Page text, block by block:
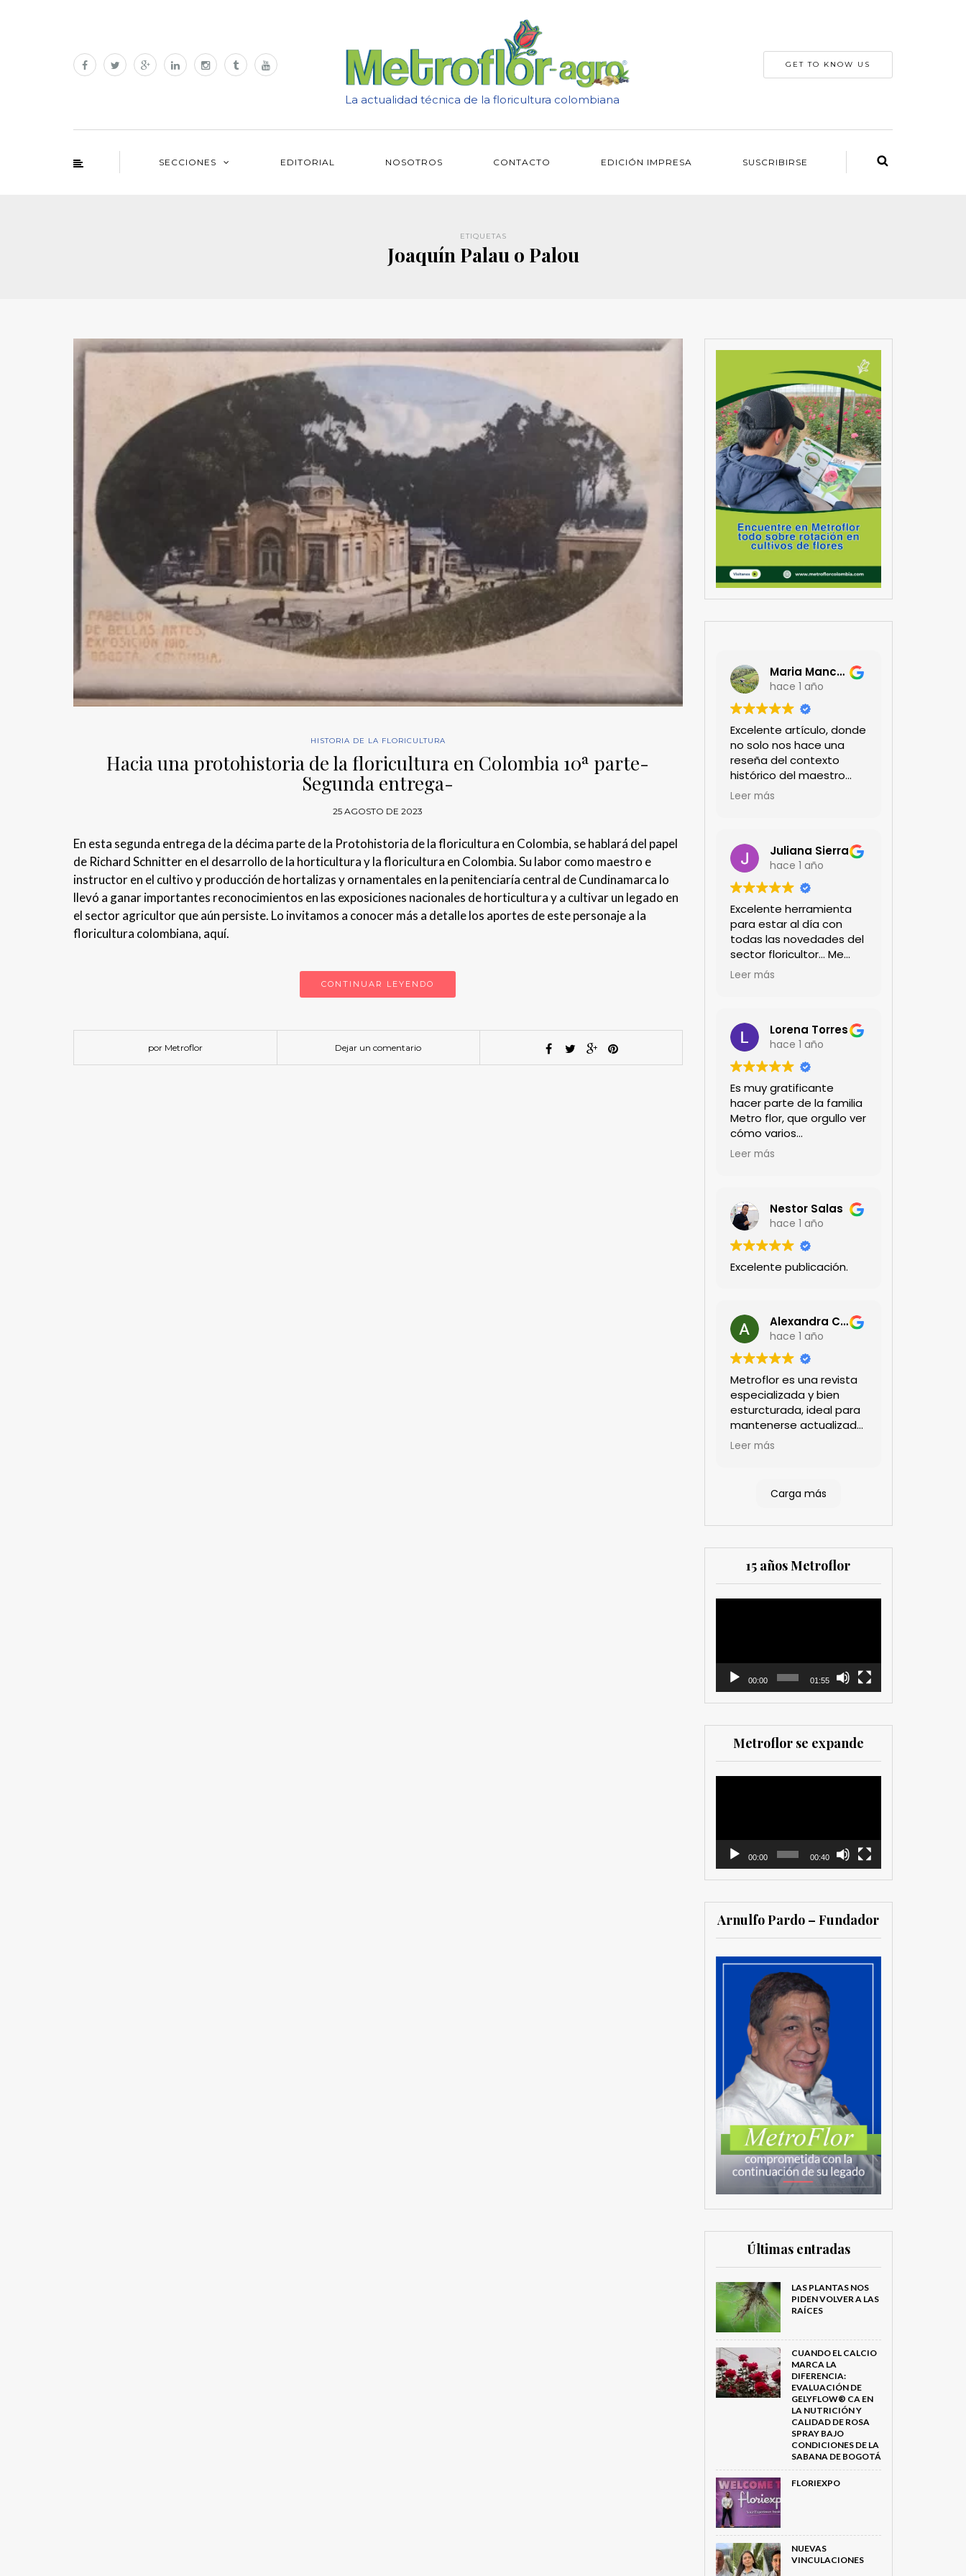
La actualidad técnica de la floricultura colombiana
GET TO KNOW US
SECCIONES EDITORIAL NOSOTROS CONTACTO EDICIÓN IMPRESA SUSCRIBIRSE
ETIQUETAS
Joaquín Palau o Palou
HISTORIA DE LA FLORICULTURA
Hacia una protohistoria de la floricultura en Colombia 10ª parte-
Segunda entrega-
25 AGOSTO DE 2023
En esta segunda entrega de la décima parte de la Protohistoria de la floricultura en Colombia, se hablará del papel
de Richard Schnitter en el desarrollo de la horticultura y la floricultura en Colombia. Su labor como maestro e
instructor en el cultivo y producción de hortalizas y ornamentales en la penitenciaría central de Cundinamarca lo
llevó a ganar importantes reconocimientos en las exposiciones nacionales de horticultura y a cultivar un legado en
el sector agricultor que aún persiste. Lo invitamos a conocer más a detalle los aportes de este personaje a la
floricultura colombiana, aquí.
CONTINUAR LEYENDO
por Metroflor Dejar un comentario
Maria Mancera
hace 1 año
Excelente artículo, donde
no solo nos hace una
reseña del contexto
histórico del maestro
jardinero japonés si no
Felicitaciones!!
Leer más
Juliana Sierra
hace 1 año
Excelente herramienta
para estar al día con
todas las novedades del
sector floricultor... Me
encanta!!!
Leer más
Lorena Torres
hace 1 año
Es muy gratificante
hacer parte de la familia
Metro flor, que orgullo ver
cómo varios
profesionales hombres y
técnicas. Gracias por
mantenernos al día.mil
GRACIAS
Leer más
Nestor Salas
hace 1 año
Excelente publicación.
Alexandra Castillo
hace 1 año
Metroflor es una revista
especializada y bien
esturcturada, ideal para
mantenerse actualizado
en el sector floricultor.
estratégica, las
sector así como los
cubrimientos de los
eventos sociales de las
compañías. Es una
que trabajan en el sector
Leer más
Carga más
15 años Metroflor
00:00 01:55
Metroflor se expande
00:00 00:40
Arnulfo Pardo – Fundador
Últimas entradas
LAS PLANTAS NOS
PIDEN VOLVER A LAS
RAÍCES
CUANDO EL CALCIO
MARCA LA
DIFERENCIA:
EVALUACIÓN DE
GELYFLOW® CA EN
LA NUTRICIÓN Y
CALIDAD DE ROSA
SPRAY BAJO
CONDICIONES DE LA
SABANA DE BOGOTÁ
FLORIEXPO
NUEVAS
VINCULACIONES